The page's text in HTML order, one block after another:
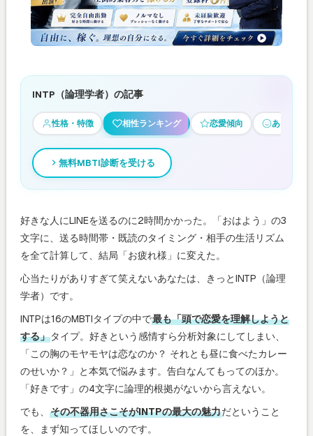
INTP（論理学者）の記事
性格・特徴 相性ランキング 恋愛傾向 あるある
無料MBTI診断を受ける
好きな人にLINEを送るのに2時間かかった。「おはよう」の3
文字に、送る時間帯・既読のタイミング・相手の生活リズム
を全て計算して、結局「お疲れ様」に変えた。
心当たりがありすぎて笑えないあなたは、きっとINTP（論理
学者）です。
INTPは16のMBTIタイプの中で最も「頭で恋愛を理解しようと
する」タイプ。好きという感情すら分析対象にしてしまい、
「この胸のモヤモヤは恋なのか？ それとも昼に食べたカレー
のせいか？」と本気で悩みます。告白なんてもってのほか。
「好きです」の4文字に論理的根拠がないから言えない。
でも、 その不器用さこそがINTPの最大の魅力だということ
を、まず知ってほしいのです。